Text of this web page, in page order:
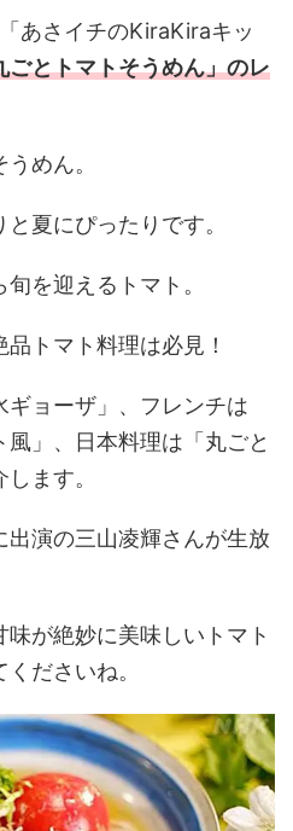
あさイチのKiraKiraキッ
ごとトマトそうめん」のレ
めん。
夏にぴったりです。
を迎えるトマト。
トマト料理は必見！
ョーザ」、フレンチは
風」、日本料理は「丸ごと
ます。
演の三山凌輝さんが生放
が絶妙に美味しいトマト
ださいね。